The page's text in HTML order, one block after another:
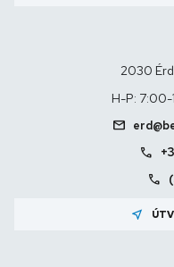
2030
H-P: 7:00-
mail
call
call
near_me